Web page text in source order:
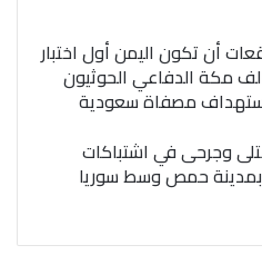
أن تكون اليمن أول اختبار
مكة الدفاعي الحوثيون
مصفاة سعودية
وجرحى في اشتباكات
بمدينة حمص وسط سوريا